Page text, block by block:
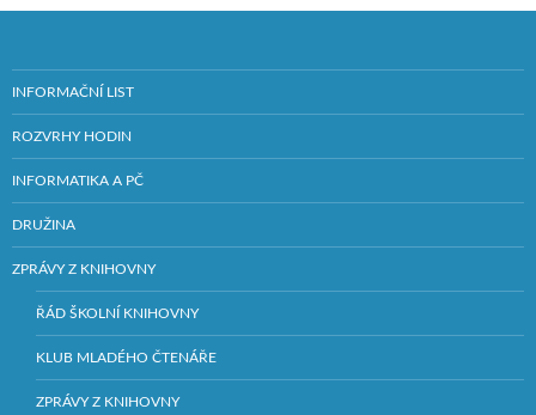
INFORMAČNÍ LIST
ROZVRHY HODIN
INFORMATIKA A PČ
DRUŽINA
ZPRÁVY Z KNIHOVNY
ŘÁD ŠKOLNÍ KNIHOVNY
KLUB MLADÉHO ČTENÁŘE
ZPRÁVY Z KNIHOVNY